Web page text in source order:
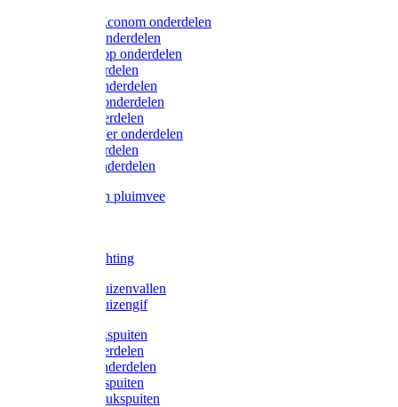
Aesculap/Econom onderdelen
Hauptner onderdelen
Lister/Liscop onderdelen
Eider onderdelen
Heiniger onderdelen
Constanta onderdelen
Moser onderdelen
Farm Clipper onderdelen
Oster onderdelen
TailWell onderdelen
Voerbakken pluimvee
LED verlichting
Ratten / Muizenvallen
Ratten / Muizengif
Gloria drukspuiten
Gloria onderdelen
Gardena onderdelen
Dario drukspuiten
Gardena drukspuiten